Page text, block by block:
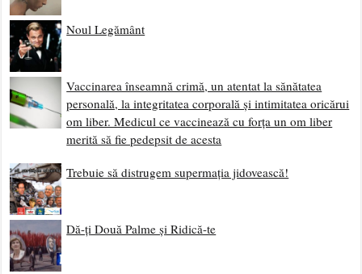
Noul Legământ
Vaccinarea înseamnă crimă, un atentat la sănătatea
personală, la integritatea corporală și intimitatea oricărui
om liber. Medicul ce vaccinează cu forța un om liber
merită să fie pedepsit de acesta
Trebuie să distrugem supermația jidovească!
Dă-ți Două Palme și Ridică-te